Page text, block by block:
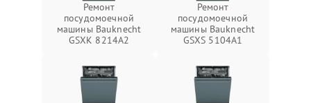
Ремонт
посудомоечной
машины Bauknecht
GSXK 8214A2
Ремонт
посудомоечной
машины Bauknecht
GSXS 5104A1